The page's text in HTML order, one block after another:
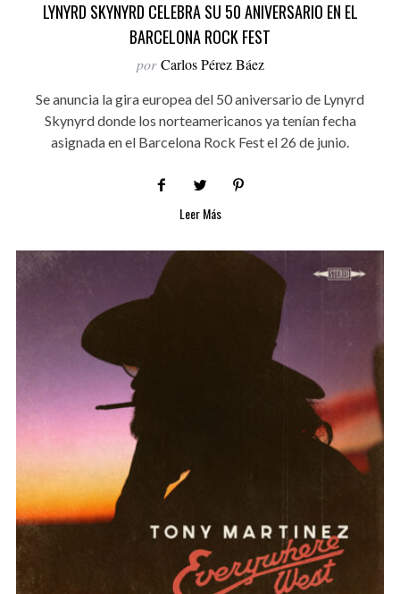
LYNYRD SKYNYRD CELEBRA SU 50 ANIVERSARIO EN EL
BARCELONA ROCK FEST
por Carlos Pérez Báez
Se anuncia la gira europea del 50 aniversario de Lynyrd
Skynyrd donde los norteamericanos ya tenían fecha
asignada en el Barcelona Rock Fest el 26 de junio.
Leer Más